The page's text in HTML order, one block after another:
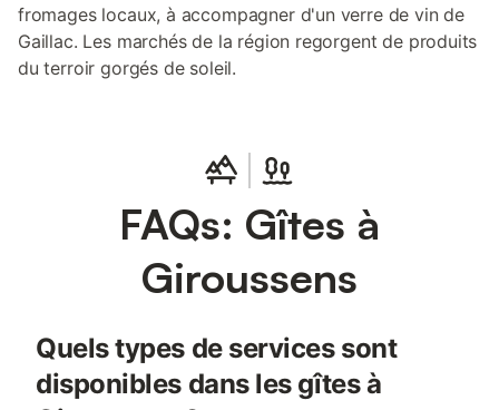
fromages locaux, à accompagner d'un verre de vin de
Gaillac. Les marchés de la région regorgent de produits
du terroir gorgés de soleil.
FAQs: Gîtes à
Giroussens
Quels types de services sont
disponibles dans les gîtes à